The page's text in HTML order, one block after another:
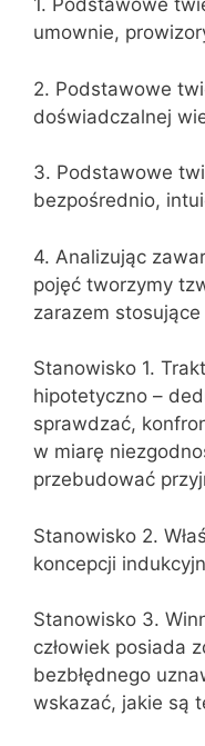
1. Podstawowe
umownie,
2. Podstawowe
doświadczalnej
3. Podstawowe
bezpośrednio,
4. Analizując
pojęć tworzymy
zarazem
Stanowisko 1.
hipotetyczno –
sprawdzać,
w miarę
przebudować
Stanowisko 2.
koncepcji
Stanowisko 3.
człowiek posiada
bezbłędnego
wskazać, jakie są